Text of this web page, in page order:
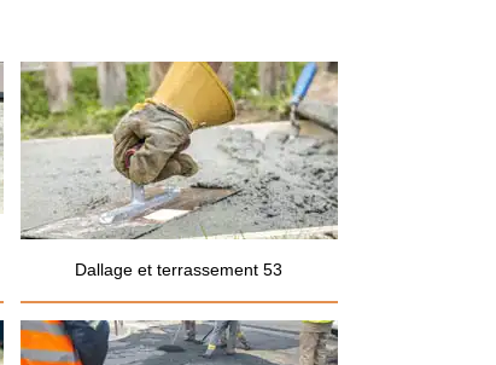
Dallage et terrassement 53